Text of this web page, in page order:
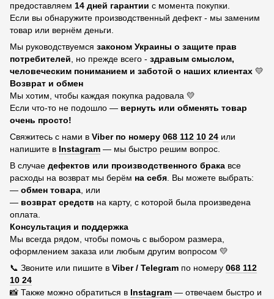
предоставляем 14 дней гарантии с момента покупки.
Если вы обнаружите производственный дефект - мы заменим
товар или вернём деньги.
Мы руководствуемся законом Украины о защите прав
потребителей , но прежде всего - здравым смыслом,
человеческим пониманием и заботой о наших клиентах 💛
Возврат и обмен
Мы хотим, чтобы каждая покупка радовала 💛
Если что-то не подошло — вернуть или обменять товар
очень просто!
Свяжитесь с нами в Viber по номеру 068 112 10 24 или
напишите в Instagram — мы быстро решим вопрос.
В случае дефектов или производственного брака все
расходы на возврат мы берём на себя . Вы можете выбрать:
— обмен товара , или
— возврат средств на карту, с которой была произведена
оплата.
Консультация и поддержка
Мы всегда рядом, чтобы помочь с выбором размера,
оформлением заказа или любым другим вопросом 💛
📞 Звоните или пишите в Viber / Telegram по номеру 068 112
10 24
📸 Также можно обратиться в Instagram — отвечаем быстро и